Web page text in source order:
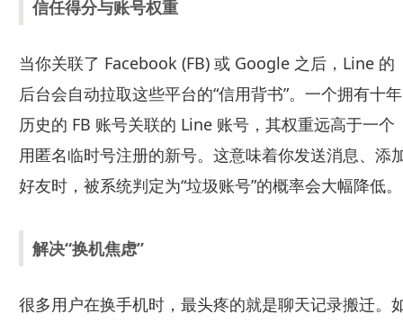
信任得分与账号权重
当你关联了 Facebook (FB) 或 Google 之后，Line 的
后台会自动拉取这些平台的“信用背书”。一个拥有十年
历史的 FB 账号关联的 Line 账号，其权重远高于一个
用匿名临时号注册的新号。这意味着你发送消息、添
好友时，被系统判定为“垃圾账号”的概率会大幅降低。
解决“换机焦虑”
很多用户在换手机时，最头疼的就是聊天记录搬迁。